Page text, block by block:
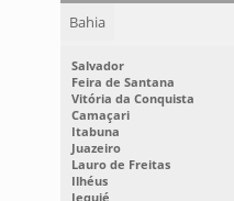
Bahia
Salvador
Feira de Santana
Vitória da Conquista
Camaçari
Itabuna
Juazeiro
Lauro de Freitas
Ilhéus
Jequié